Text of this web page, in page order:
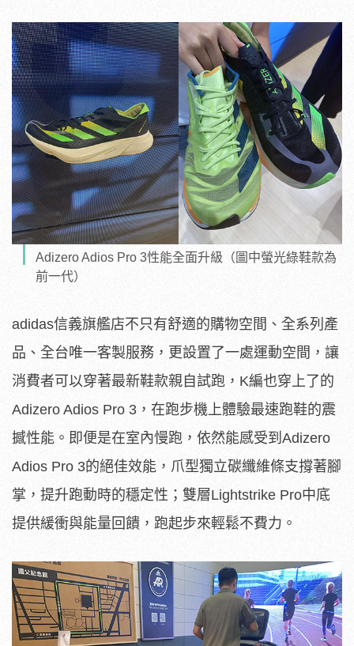
Adizero Adios Pro 3性能全面升級（圖中螢光綠鞋款為
前一代）
adidas信義旗艦店不只有舒適的購物空間、全系列產
品、全台唯一客製服務，更設置了一處運動空間，讓
消費者可以穿著最新鞋款親自試跑，K編也穿上了的
Adizero Adios Pro 3，在跑步機上體驗最速跑鞋的震
撼性能。即便是在室內慢跑，依然能感受到Adizero
Adios Pro 3的絕佳效能，爪型獨立碳纖維條支撐著腳
掌，提升跑動時的穩定性；雙層Lightstrike Pro中底
提供緩衝與能量回饋，跑起步來輕鬆不費力。